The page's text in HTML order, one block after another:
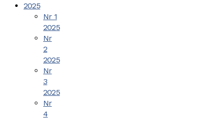
2025
Nr 1
2025
Nr
2
2025
Nr
3
2025
Nr
4